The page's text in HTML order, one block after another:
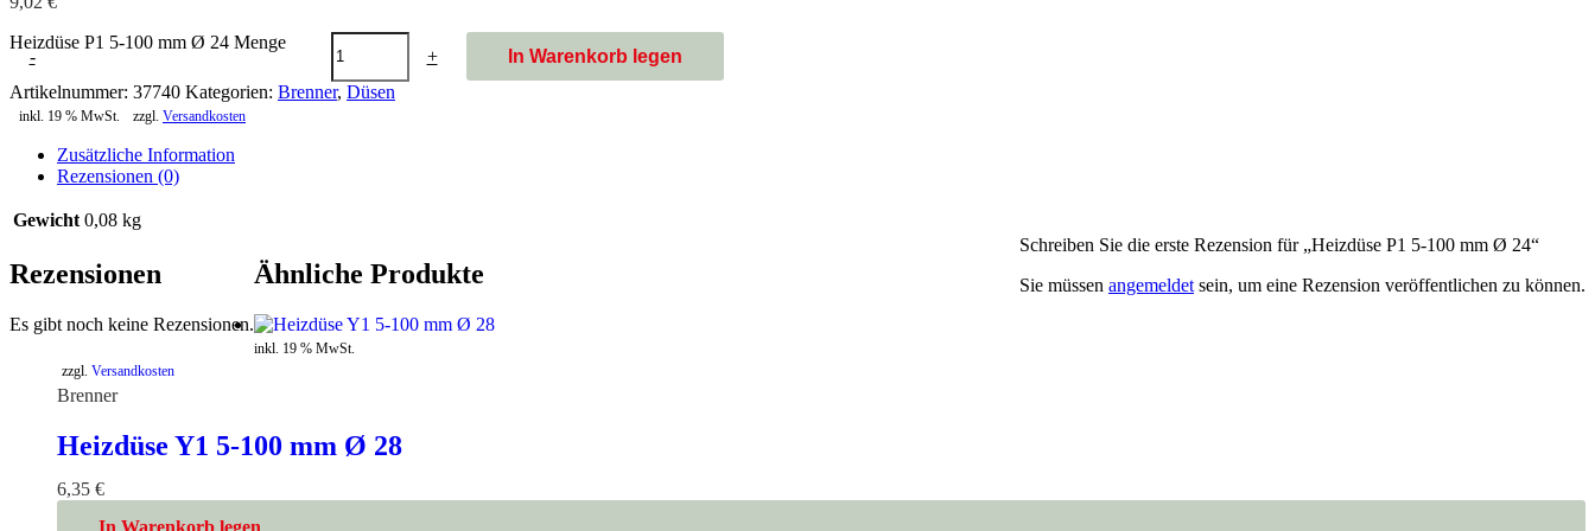
-
Heizdüse P1 5-100 mm Ø 24 Menge
+
In Warenkorb legen
Artikelnummer: 37740 Kategorien: Brenner, Düsen
inkl. 19 % MwSt. zzgl. Versandkosten
Zusätzliche Information
Rezensionen (0)
Gewicht 0,08 kg
Rezensionen
Es gibt noch keine Rezensionen.
Schreiben Sie die erste Rezension für „Heizdüse P1 5-100 mm Ø 24“
Sie müssen angemeldet sein, um eine Rezension veröffentlichen zu können.
Ähnliche Produkte
inkl. 19 % MwSt.
zzgl. Versandkosten
Brenner
Heizdüse Y1 5-100 mm Ø 28
6,35 €
In Warenkorb legen